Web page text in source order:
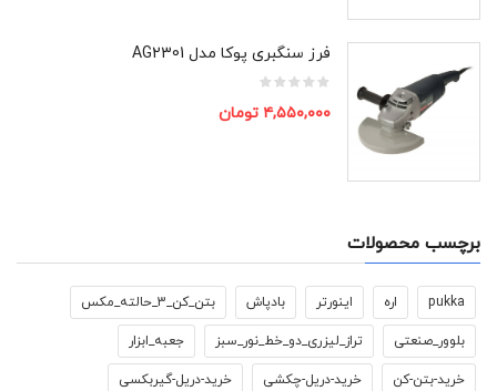
فرز سنگبری پوکا مدل AG2301
۴,۵۵۰,۰۰۰ تومان
برچسب محصولات
pukka اره اینورتر بادپاش بتن_کن_3_حالته_مکس
بلوور_صنعتی تراز_لیزری_دو_خط_نور_سبز جعبه_ابزار
خرید-بتن-کن خرید-دریل-چکشی خرید-دریل-گیربکسی